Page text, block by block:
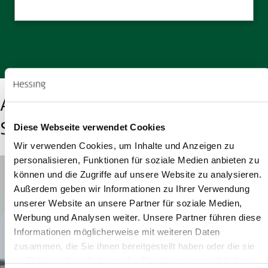
Diese Webseite verwendet Cookies
Wir verwenden Cookies, um Inhalte und Anzeigen zu
personalisieren, Funktionen für soziale Medien anbieten zu
können und die Zugriffe auf unsere Website zu analysieren.
Außerdem geben wir Informationen zu Ihrer Verwendung
unserer Website an unsere Partner für soziale Medien,
Werbung und Analysen weiter. Unsere Partner führen diese
Informationen möglicherweise mit weiteren Daten
zusammen, die Sie ihnen bereitgestellt haben oder die sie
Aktuelles von der Hessing
Stiftung